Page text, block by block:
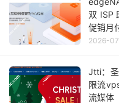
双 ISP
促销月
2026-
Jtti：
限流
流媒体